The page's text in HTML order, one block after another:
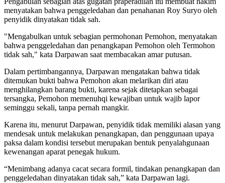
menyatakan bahwa penggeledahan dan penahanan Roy Suryo oleh
penyidik dinyatakan tidak sah.
"Mengabulkan untuk sebagian permohonan Pemohon, menyatakan
bahwa penggeledahan dan penangkapan Pemohon oleh Termohon
tidak sah," kata Darpawan saat membacakan amar putusan.
Dalam pertimbangannya, Darpawan mengatakan bahwa tidak
ditemukan bukti bahwa Pemohon akan melarikan diri atau
menghilangkan barang bukti, karena sejak ditetapkan sebagai
tersangka, Pemohon memenuhqi kewajiban untuk wajib lapor
seminggu sekali, tanpa pernah mangkir.
Karena itu, menurut Darpawan, penyidik tidak memiliki alasan yang
mendesak untuk melakukan penangkapan, dan penggunaan upaya
paksa dalam kondisi tersebut merupakan bentuk penyalahgunaan
kewenangan aparat penegak hukum.
“Menimbang adanya cacat secara formil, tindakan penangkapan dan
penggeledahan dinyatakan tidak sah,” kata Darpawan lagi.